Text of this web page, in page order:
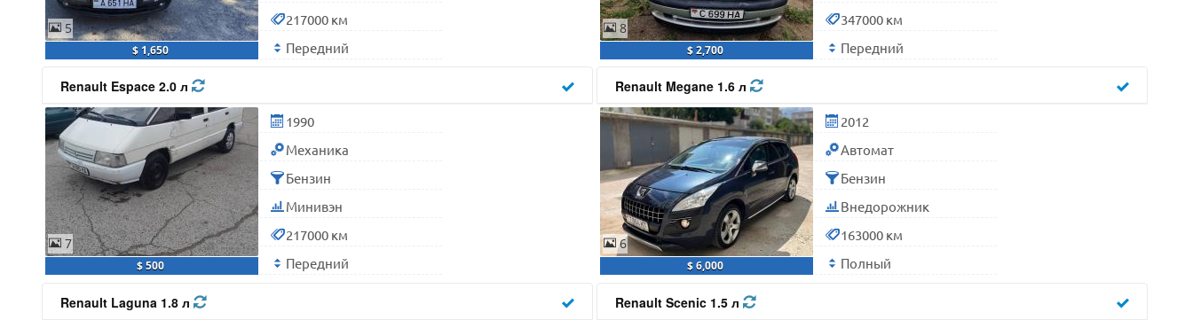
5
$ 1,650
217000 км
Передний
8
$ 2,700
347000 км
Передний
Renault Espace 2.0 л
7
$ 500
1990
Механика
Бензин
Минивэн
217000 км
Передний
Renault Megane 1.6 л
6
$ 6,000
2012
Автомат
Бензин
Внедорожник
163000 км
Полный
Renault Laguna 1.8 л Renault Scenic 1.5 л